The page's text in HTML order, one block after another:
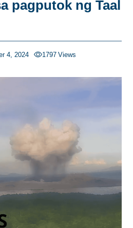
pagputok ng Taal
4, 2024 1797 Views